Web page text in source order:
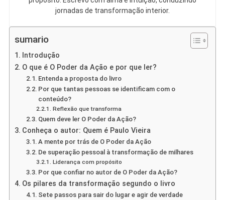
jornadas de transformação interior.
sumario
Introdução
O que é O Poder da Ação e por que ler?
Entenda a proposta do livro
Por que tantas pessoas se identificam com o
conteúdo?
Reflexão que transforma
Quem deve ler O Poder da Ação?
Conheça o autor: Quem é Paulo Vieira
A mente por trás de O Poder da Ação
De superação pessoal à transformação de milhares
Liderança com propósito
Por que confiar no autor de O Poder da Ação?
Os pilares da transformação segundo o livro
Sete passos para sair do lugar e agir de verdade